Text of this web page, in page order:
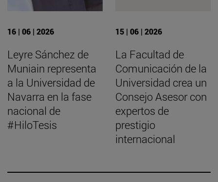
16 | 06 | 2026
Leyre Sánchez de
Muniain representa
a la Universidad de
Navarra en la fase
nacional de
#HiloTesis
15 | 06 | 2026
La Facultad de
Comunicación de la
Universidad crea un
Consejo Asesor con
expertos de
prestigio
internacional